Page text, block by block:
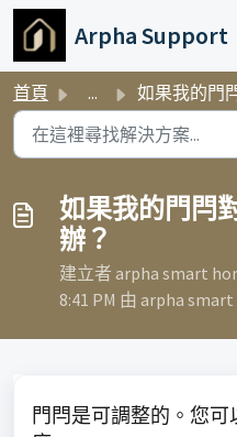
略過至主要內容
Arpha Support
首頁 ... 如果我的門閂對鎖孔來說
如果我的門閂
辦？
建立者 arpha smart
8:41 PM 由 arpha
門閂是可調整的。您